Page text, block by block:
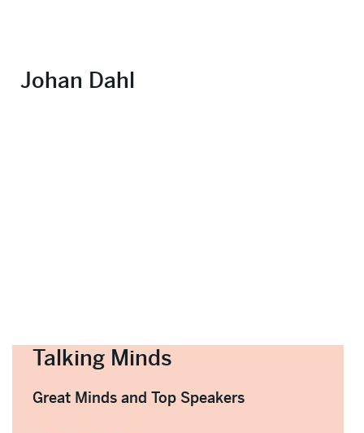
Johan Dahl
Talking Minds
Great Minds and Top Speakers